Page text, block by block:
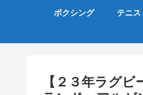
ボクシング テニス
【２３年ラグ